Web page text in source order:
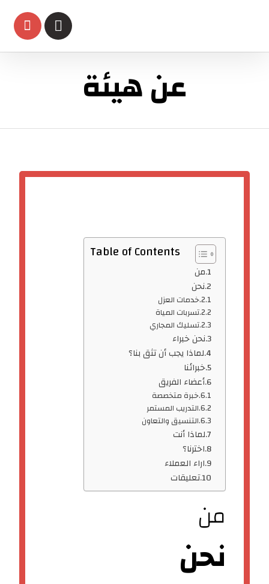
عن هيئة
Table of Contents
من
نحن
خدمات العزل
تسربات المياة
تسليك المجاري
نحن خبراء
لماذا يجب أن تثق بنا؟
خبرائنا
أعضاء الفريق
خبرة متخصصة
التدريب المستمر
التنسيق والتعاون
لماذا أنت
اخترنا؟
اراء العملاء
تعليقات
من
نحن